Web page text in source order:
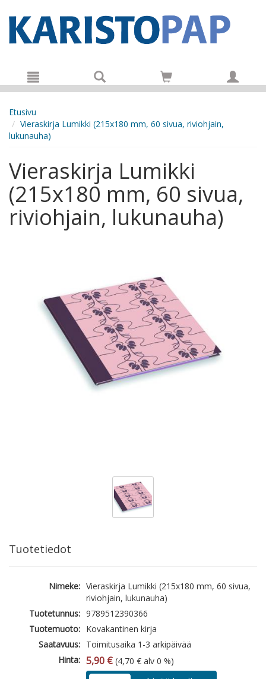
Etusivu
Vieraskirja Lumikki (215x180 mm, 60 sivua, riviohjain,
lukunauha)
Vieraskirja Lumikki
(215x180 mm, 60 sivua,
riviohjain, lukunauha)
Tuotetiedot
Nimeke: Vieraskirja Lumikki (215x180 mm, 60 sivua,
riviohjain, lukunauha)
Tuotetunnus: 9789512390366
Tuotemuoto: Kovakantinen kirja
Saatavuus: Toimitusaika 1-3 arkipäivää
Hinta: 5,90 € (4,70 € alv 0 %)